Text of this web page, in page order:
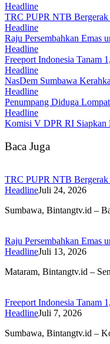
Headline
TRC PUPR NTB Bergerak
Headline
Raju Persembahkan Emas
Headline
Freeport Indonesia Tanam
Headline
NasDem Sumbawa
Headline
Penumpang Diduga
Headline
Komisi V DPR RI Siapkan
Baca Juga
TRC PUPR NTB Bergerak
HeadlineJuli 24, 2026
Sumbawa, Bintangtv.id –
Raju Persembahkan Emas
HeadlineJuli 13, 2026
Mataram, Bintangtv.id –
Freeport Indonesia Tanam
HeadlineJuli 7, 2026
Sumbawa, Bintangtv.id –